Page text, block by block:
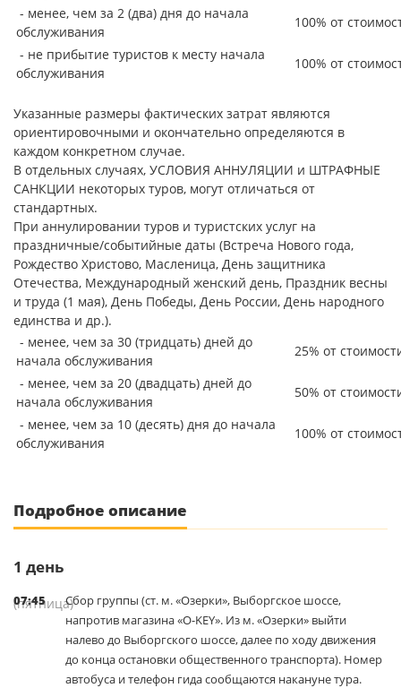
- менее, чем за 2 (два) дня до начала
обслуживания
100% от
- не прибытие туристов к месту начала
обслуживания
100% от
Указанные размеры фактических затрат являются
ориентировочными и окончательно определяются в
каждом конкретном случае.
В отдельных случаях, УСЛОВИЯ АННУЛЯЦИИ и ШТРАФНЫЕ
САНКЦИИ некоторых туров, могут отличаться от
стандартных.
При аннулировании туров и туристских услуг на
праздничные/событийные даты (Встреча Нового года,
Рождество Христово, Масленица, День защитника
Отечества, Международный женский день, Праздник весны
и труда (1 мая), День Победы, День России, День народного
единства и др.).
- менее, чем за 30 (тридцать) дней до
начала обслуживания
25% от
- менее, чем за 20 (двадцать) дней до
начала обслуживания
50% от
- менее, чем за 10 (десять) дня до начала
обслуживания
100% от
Подробное описание
1 день
(пятница)
07:45
Сбор группы (ст. м. «Озерки», Выборгское шоссе,
напротив магазина «O-KEY». Из м. «Озерки» выйти
налево до Выборгского шоссе, далее по ходу движения
до конца остановки общественного транспорта). Номер
автобуса и телефон гида сообщаются накануне тура.